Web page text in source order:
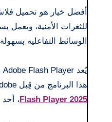
الوسائط التفاعلية
هذا البرنامج من قِبل Adobe، إحدى أكبر الشركات في العالم ومالكة Photoshop والعديد من البرامج الأخرى، ومع ذلك، يُقدم لنا
Flash Player 2025، أحد